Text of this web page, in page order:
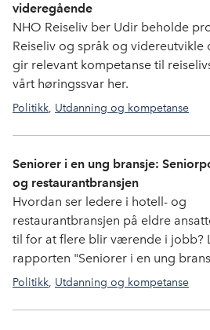
videregående
NHO Reiseliv ber Udir beholde
Reiseliv og språk og
gir relevant kompetanse til
vårt høringssvar her.
Politikk, Utdanning og kompetanse
Seniorer i en ung bransje:
og restaurantbransjen
Hvordan ser ledere i hotell- og
restaurantbransjen på eldre
til for at flere blir værende i jobb?
rapporten "Seniorer i en ung
Politikk, Utdanning og kompetanse